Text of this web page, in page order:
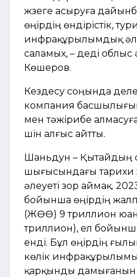
жүзеге асыруға
өңірдің өндірістік,
инфрақұрылымдық
саламых, – деді облыс
Көшеров.
Кездесу соңында
компания
мен тәжірибе
үшін алғыс айтты.
Шаньдун – Қытайдың
шығысындағы
әлеуеті зор аймақ.
бойынша өңірдің
(ЖӨӨ) 9 триллион
триллион), ел
енді. Бұл өңірдің
көлік
қарқынды дамығанын